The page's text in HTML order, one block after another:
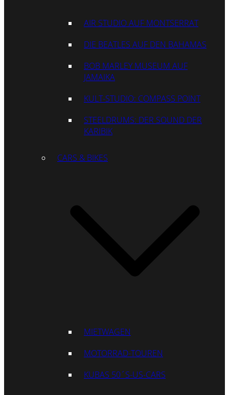
AIR STUDIO AUF MONTSERRAT
DIE BEATLES AUF DEN BAHAMAS
BOB MARLEY MUSEUM AUF
JAMAIKA
KULT-STUDIO: COMPASS POINT
STEELDRUMS: DER SOUND DER
KARIBIK
CARS & BIKES
MIETWAGEN
MOTORRAD-TOUREN
KUBAS 50´S-US-CARS